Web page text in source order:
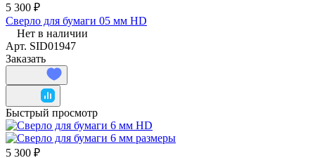
5 300 ₽
Сверло для бумаги 05 мм HD
Нет в наличии
Арт. SID01947
Заказать
Быстрый просмотр
5 300 ₽